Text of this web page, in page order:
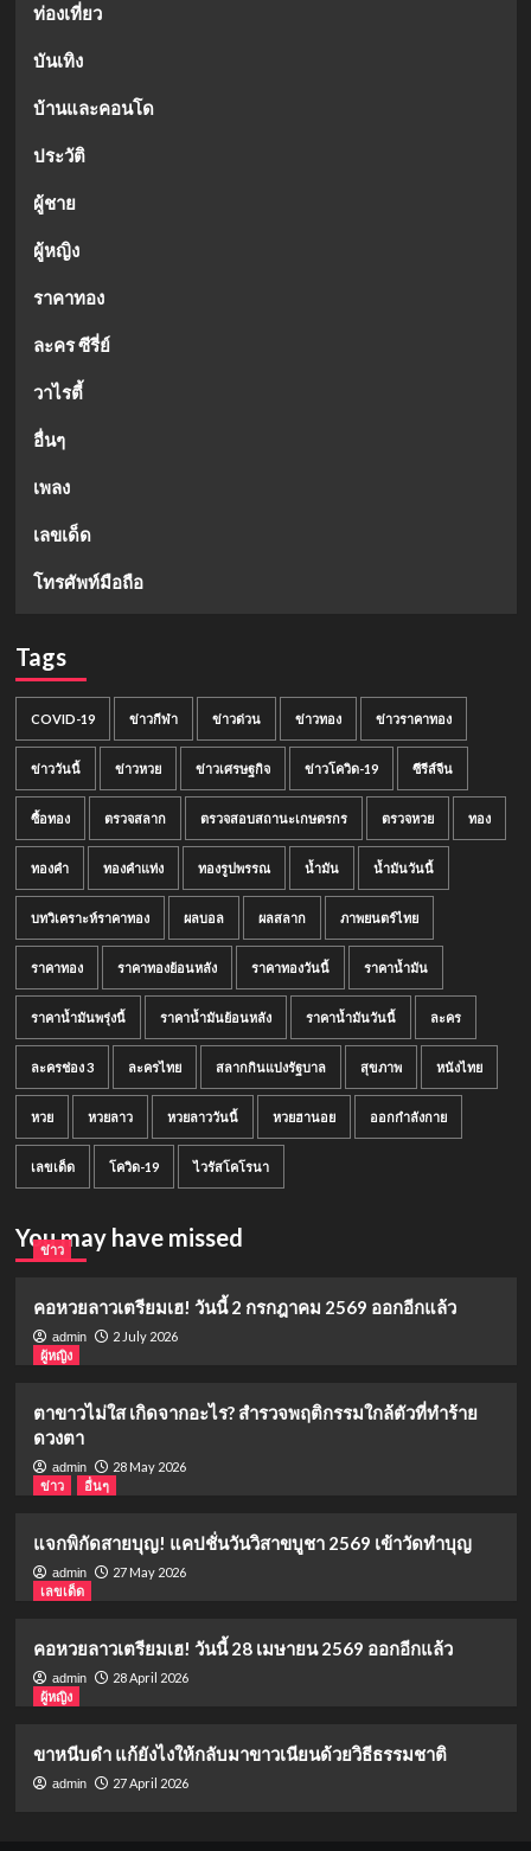
ท่องเที่ยว
บันเทิง
บ้านและคอนโด
ประวัติ
ผู้ชาย
ผู้หญิง
ราคาทอง
ละคร ซีรี่ย์
วาไรตี้
อื่นๆ
เพลง
เลขเด็ด
โทรศัพท์มือถือ
Tags
COVID-19 ข่าวกีฬา ข่าวด่วน ข่าวทอง ข่าวราคาทอง
ข่าววันนี้ ข่าวหวย ข่าวเศรษฐกิจ ข่าวโควิด-19 ซีรีส์จีน
ซื้อทอง ตรวจสลาก ตรวจสอบสถานะเกษตรกร ตรวจหวย ทอง
ทองคำ ทองคำแท่ง ทองรูปพรรณ น้ำมัน น้ำมันวันนี้
บทวิเคราะห์ราคาทอง ผลบอล ผลสลาก ภาพยนตร์ไทย
ราคาทอง ราคาทองย้อนหลัง ราคาทองวันนี้ ราคาน้ำมัน
ราคาน้ำมันพรุ่งนี้ ราคาน้ำมันย้อนหลัง ราคาน้ำมันวันนี้ ละคร
ละครช่อง 3 ละครไทย สลากกินแบ่งรัฐบาล สุขภาพ หนังไทย
หวย หวยลาว หวยลาววันนี้ หวยฮานอย ออกกำลังกาย
เลขเด็ด โควิด-19 ไวรัสโคโรนา
You may have missed
ข่าว
คอหวยลาวเตรียมเฮ! วันนี้ 2 กรกฎาคม 2569 ออกอีกแล้ว
admin
2 July 2026
ผู้หญิง
ตาขาวไม่ใส เกิดจากอะไร? สำรวจพฤติกรรมใกล้ตัวที่ทำร้าย
ดวงตา
admin
28 May 2026
ข่าว
อื่นๆ
แจกพิกัดสายบุญ! แคปชั่นวันวิสาขบูชา 2569 เข้าวัดทำบุญ
admin
27 May 2026
เลขเด็ด
คอหวยลาวเตรียมเฮ! วันนี้ 28 เมษายน 2569 ออกอีกแล้ว
admin
28 April 2026
ผู้หญิง
ขาหนีบดำ แก้ยังไงให้กลับมาขาวเนียนด้วยวิธีธรรมชาติ
admin 27 April 2026